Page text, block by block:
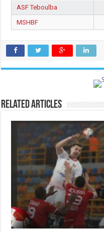
ASF Teboulba
MSHBF
Related Articles